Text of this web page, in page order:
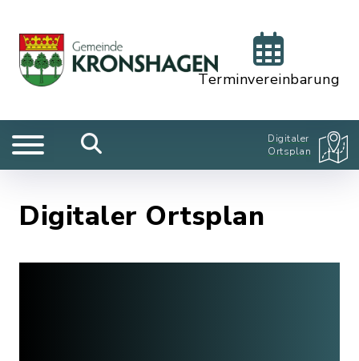
Terminvereinbarung
Digitaler
Ortsplan
Digitaler Ortsplan